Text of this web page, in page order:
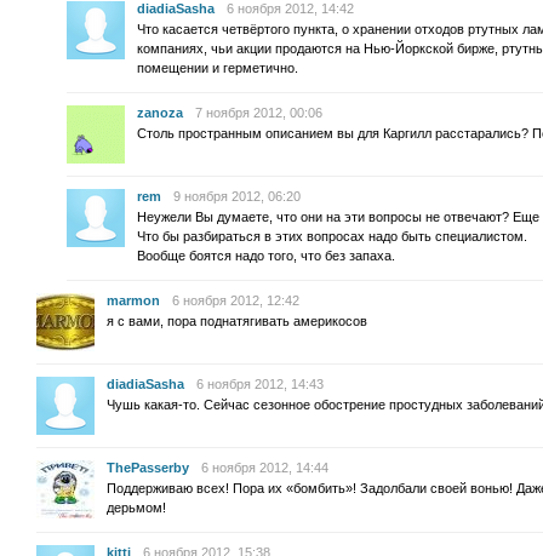
diadiaSasha
6 ноября 2012, 14:42
Что касается четвёртого пункта, о хранении отходов ртутных
компаниях, чьи акции продаются на Нью-Йоркской бирже,
помещении и герметично.
zanoza
7 ноября 2012, 00:06
Столь пространным описанием вы для Каргилл расстарались?
rem
9 ноября 2012, 06:20
Неужели Вы думаете, что они на эти вопросы не отвечают?
Что бы разбираться в этих вопросах надо быть специалистом.
Вообще боятся надо того, что без запаха.
marmon
6 ноября 2012, 12:42
я с вами, пора поднатягивать америкосов
diadiaSasha
6 ноября 2012, 14:43
Чушь какая-то. Сейчас сезонное обострение простудных
ThePasserby
6 ноября 2012, 14:44
Поддерживаю всех! Пора их «бомбить»! Задолбали своей вонью!
дерьмом!
kitti 6 ноября 2012, 15:38